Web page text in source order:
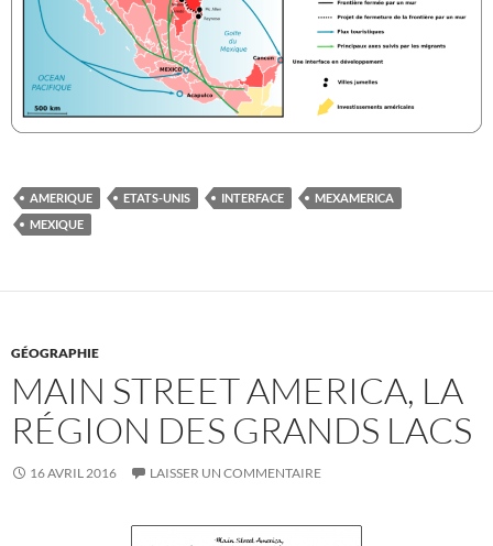
AMERIQUE ETATS-UNIS INTERFACE
MEXAMERICA
MEXIQUE
GÉOGRAPHIE
MAIN STREET AMERICA, LA
RÉGION DES GRANDS LACS
16 AVRIL 2016 LAISSER UN COMMENTAIRE